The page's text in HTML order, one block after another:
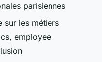
parisiennes
sur les métiers
employee